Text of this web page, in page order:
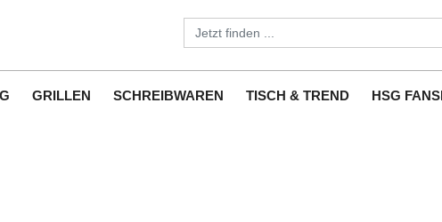
GRILLEN SCHREIBWAREN TISCH & TREND HSG